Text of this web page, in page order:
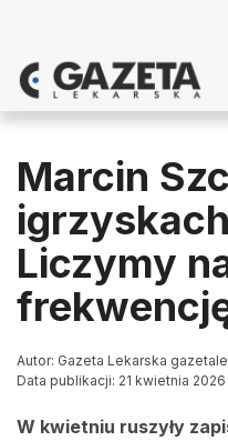
Marcin
Liczymy
Autor: Gazeta Lekarska
Data publikacji: 21 kwietnia 2026
W kwietniu ruszyły